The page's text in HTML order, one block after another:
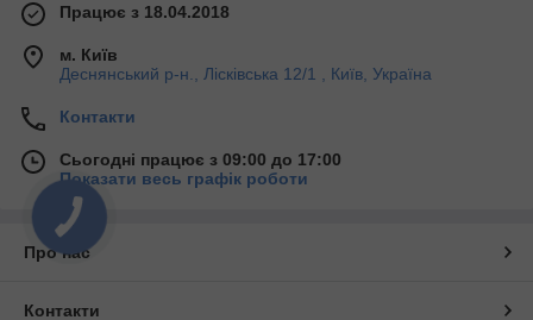
Працює з 18.04.2018
м. Київ
Деснянський р-н., Лісківська 12/1 , Київ, Україна
Контакти
Сьогодні працює з 09:00 до 17:00
Показати весь графік роботи
Про нас
Контакти